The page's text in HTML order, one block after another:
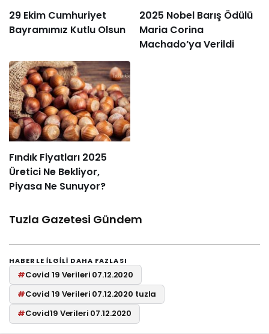
29 Ekim Cumhuriyet
Bayramımız Kutlu Olsun
2025 Nobel Barış Ödülü
Maria Corina
Machado’ya Verildi
Fındık Fiyatları 2025
Üretici Ne Bekliyor,
Piyasa Ne Sunuyor?
Tuzla Gazetesi Gündem
HABERLE ILGILI DAHA FAZLASI
#Covid 19 Verileri 07.12.2020
#Covid 19 Verileri 07.12.2020 tuzla
#Covid19 Verileri 07.12.2020